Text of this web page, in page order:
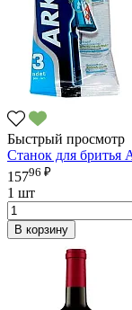
Быстрый просмотр
Станок для бритья
15796 ₽
1 шт
В корзину